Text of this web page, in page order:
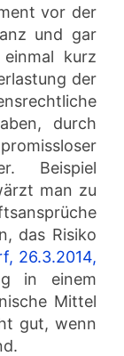
vor der
und gar
kurz
der
durch
Beispiel
man zu
das Risiko
26.3.2014,
in einem
Mittel
gut, wenn